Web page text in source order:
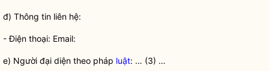
đ) Thông tin liên hệ:
- Điện thoại: Email:
e) Người đại diện theo pháp luật: … (3) …